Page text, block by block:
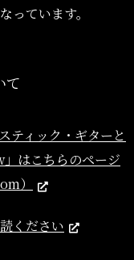
っています。
て
ティック・ギターと
はこちらのページ
）
ください